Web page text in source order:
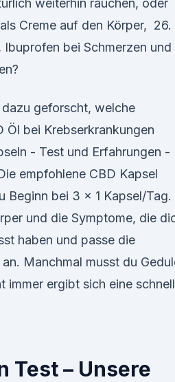
weiterhin rauchen, oder
Creme auf den Körper, 26.
Ibuprofen bei Schmerzen und
geforscht, welche
Öl bei Krebserkrankungen
- Test und Erfahrungen -
empfohlene CBD Kapsel
Beginn bei 3 x 1 Kapsel/Tag.
und die Symptome, die
haben und passe die
Manchmal musst du
immer ergibt sich eine
Test – Unsere